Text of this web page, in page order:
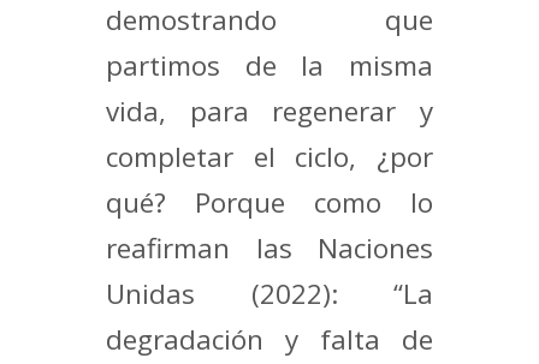
demostrando que
partimos de la misma
vida, para regenerar y
completar el ciclo, ¿por
qué? Porque como lo
reafirman las Naciones
Unidas (2022): “La
degradación y falta de